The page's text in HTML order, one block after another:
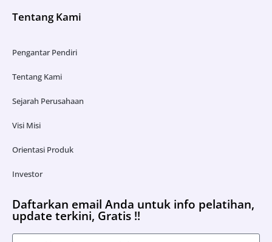
Tentang Kami
Pengantar Pendiri
Tentang Kami
Sejarah Perusahaan
Visi Misi
Orientasi Produk
Investor
Daftarkan email Anda untuk info pelatihan,
update terkini, Gratis !!